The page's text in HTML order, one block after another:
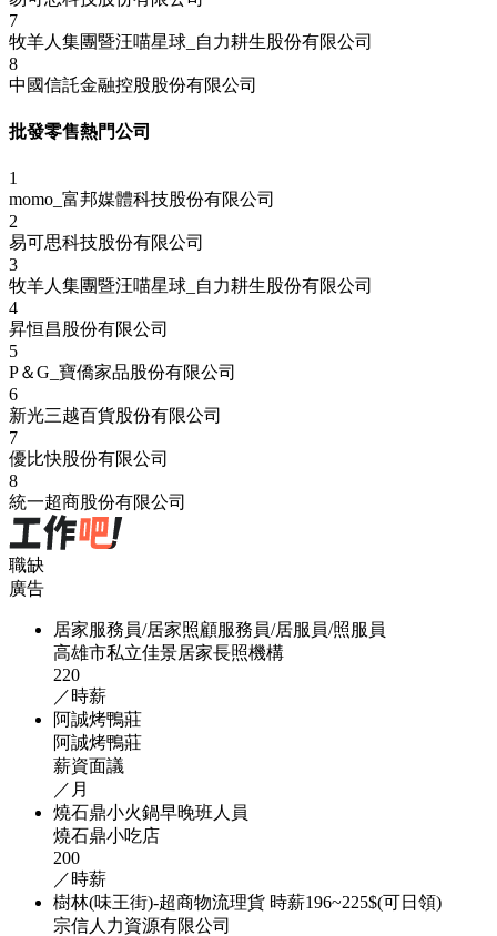
7
牧羊人集團暨汪喵星球_自力耕生股份有限公司
8
中國信託金融控股股份有限公司
批發零售熱門公司
1
momo_富邦媒體科技股份有限公司
2
易可思科技股份有限公司
3
牧羊人集團暨汪喵星球_自力耕生股份有限公司
4
昇恒昌股份有限公司
5
P＆G_寶僑家品股份有限公司
6
新光三越百貨股份有限公司
7
優比快股份有限公司
8
統一超商股份有限公司
職缺
廣告
居家服務員/居家照顧服務員/居服員/照服員
高雄市私立佳景居家長照機構
220
／時薪
阿誠烤鴨莊
阿誠烤鴨莊
薪資面議
／月
燒石鼎小火鍋早晚班人員
燒石鼎小吃店
200
／時薪
樹林(味王街)-超商物流理貨 時薪196~225$(可日領)
宗信人力資源有限公司